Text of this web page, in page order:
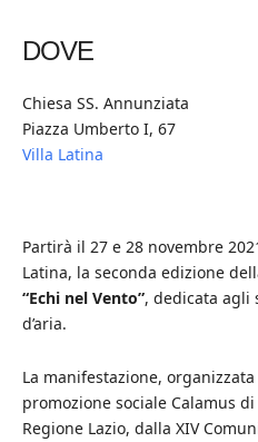
DOVE
Chiesa SS. Annunziata
Piazza Umberto I, 67
Villa Latina
Partirà il 27 e 28 novembre
Latina, la seconda edizione
“Echi nel Vento”, dedicata agli
d’aria.
La manifestazione, organizzata
promozione sociale Calamus
Regione Lazio, dalla XIV